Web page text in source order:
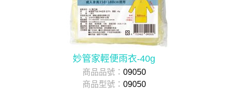
妙管家輕便雨衣-40g
商品品號： 09050
商品型號： 09050